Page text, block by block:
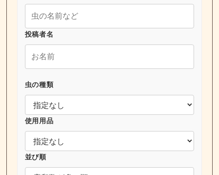
投稿者名
虫の種類
使用用品
並び順